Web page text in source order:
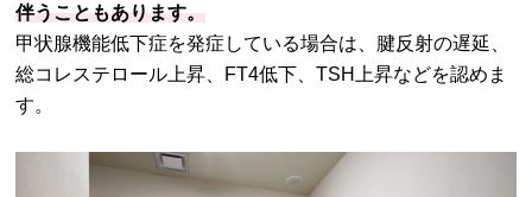
伴うこともあります。
甲状腺機能低下症を発症している場合は、腱反射の遅延、
総コレステロール上昇、FT4低下、TSH上昇などを認めま
す。